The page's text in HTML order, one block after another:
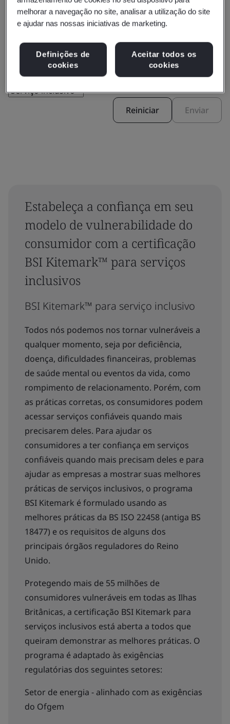
Filtrar por:
Reiniciar Enviar
Estabeleça a confiança em seu
modelo de vulnerabilidade do
consumidor com a certificação
BSI Kitemark™ para serviços
inclusivos
BSI Kitemark™ para serviço inclusivo
Todos nós podemos nos tornar vulneráveis a
qualquer momento, seja por deficiência,
doença, dificuldades financeiras, problemas
de saúde mental ou eventos da vida, como
rompimento de relacionamento. Porém, com
as práticas corretas, os consumidores podem
acessar serviços confiáveis quando mais
precisarem deles. Para ajudar os
consumidores a ter confiança em serviços
confiáveis quando mais precisam deles e para
ajudar as empresas a mostrar suas melhores
práticas de serviços inclusivos, o programa
BSI Kitemark é formulado usando as
melhores práticas da BS ISO 22458 (antiga BS
18477) e os requisitos de alguns dos
principais órgãos reguladores do Reino
Unido.
Protegendo mais de 55 milhões de
consumidores vulneráveis em todas as Ilhas
Britânicas, a certificação BSI Kitemark para
serviços inclusivos está aberta a todos que
queiram demonstrar as melhores práticas. O
programa é adaptado às exigências
regulatórias dos seguintes setores:
Setor de energia - alinhado com as exigências
do Ofgem
melhorar a navegação no site, analisar a utilização do site
e ajudar nas nossas iniciativas de marketing.
Definições de
cookies
Aceitar todos os
cookies